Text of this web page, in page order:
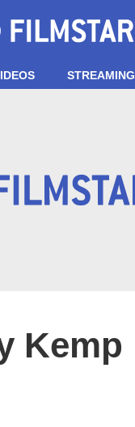
STREAMING
Kemp